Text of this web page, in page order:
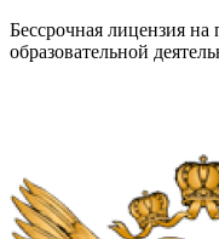
Бессрочная лицензия на
образовательной